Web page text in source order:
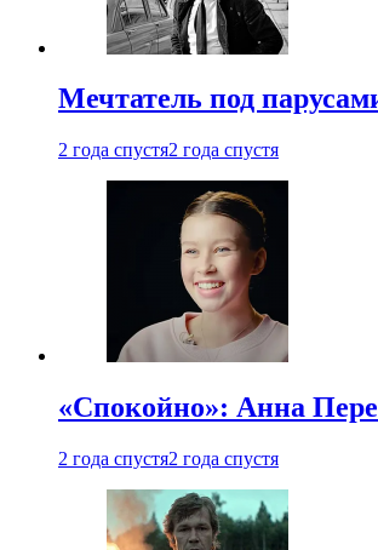
Мечтатель под
2 года спустя2 года спустя
«Спокойно»: Анна
2 года спустя2 года спустя